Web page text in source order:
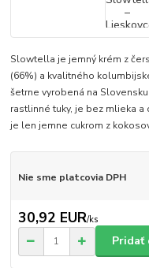
Slowtella je jemný krém z
(66%) a kvalitného
šetrne vyrobená na
rastlinné tuky, je bez mlieka
je len jemne cukrom z
Nie sme platcovia DPH
30,92 EUR/ks
Pridať